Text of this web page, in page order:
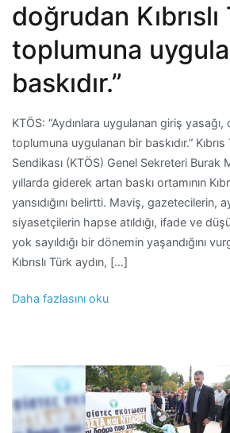
doğrudan
toplumuna
baskıdır.”
KTÖS: “Aydınlara uygulanan giriş yasağı,
toplumuna uygulanan bir baskıdır.”
Sendikası (KTÖS) Genel Sekreteri Burak
yıllarda giderek artan baskı ortamının
yansıdığını belirtti. Maviş, gazetecilerin,
siyasetçilerin hapse atıldığı, ifade ve
yok sayıldığı bir dönemin yaşandığını
Kıbrıslı Türk aydın, […]
Daha fazlasını oku